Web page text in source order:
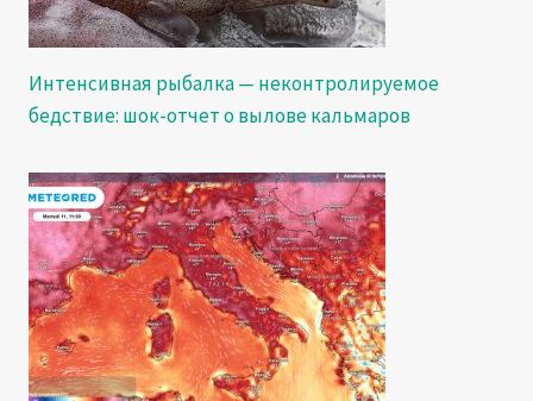
Интенсивная рыбалка — неконтролируемое
бедствие: шок-отчет о вылове кальмаров